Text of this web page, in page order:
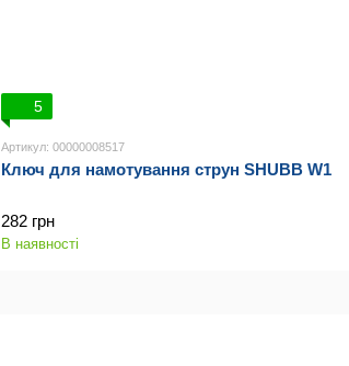
5
Артикул: 00000008517
Ключ для намотування струн SHUBB W1
282 грн
В наявності